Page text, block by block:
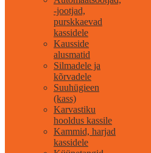
-jootjad,
purskkaevad
kassidele
Kausside
alusmatid
Silmadele ja
kõrvadele
Suuhügieen
(kass)
Karvastiku
hooldus kassile
Kammid, harjad
kassidele